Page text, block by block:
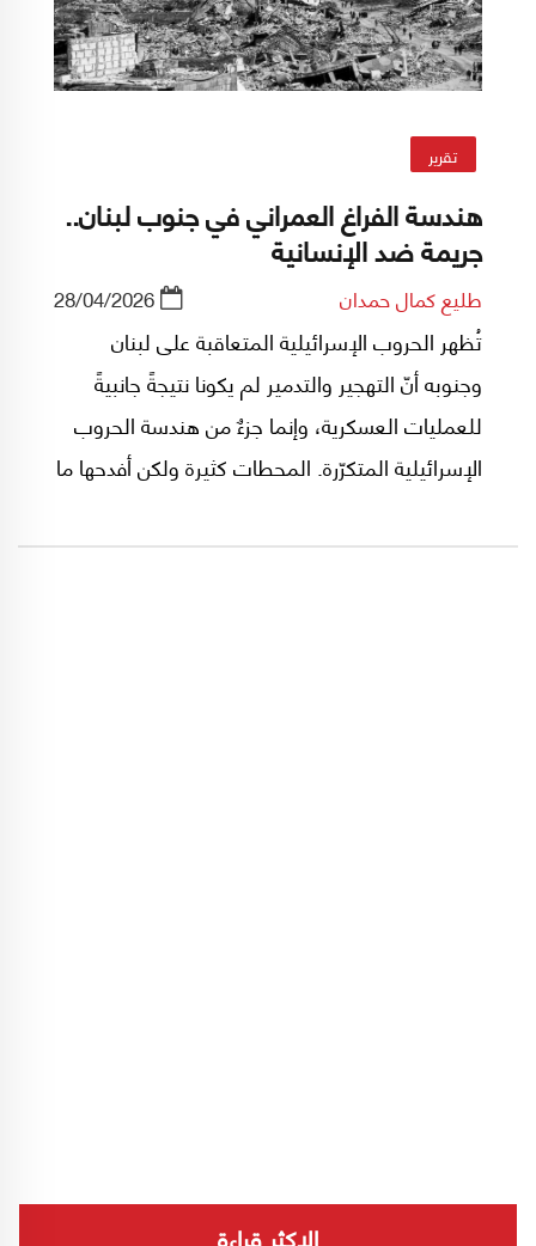
تقرير
هندسة الفراغ العمراني في جنوب لبنان..
جريمة ضد الإنسانية
طليع كمال حمدان 28/04/2026
تُظهر الحروب الإسرائيلية المتعاقبة على لبنان
وجنوبه أنّ التهجير والتدمير لم يكونا نتيجةً جانبيةً
للعمليات العسكرية، وإنما جزءٌ من هندسة الحروب
الإسرائيلية المتكرّرة. المحطات كثيرة ولكن أفدحها ما
نوفمبر 2024 وما نشهده منذ سريان هدنة 17